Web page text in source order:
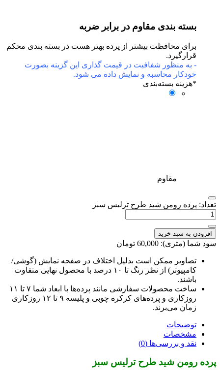
بسته بندی مقاوم در برابر ضربه
برای محافظت بیشتر از پرده بهتر هست در بسته بندی محکم
قرارگیرد.
- به منظور شفافیت در قیمت گذاری این گزینه بصورت
خودکار محاسبه و نمایش داده می شود.
هزینه بسته‌بندی
مقاوم
پرده رومن شید طرح ترلیس سبز
افزودن به سبد خرید
شما (متری): 60,000 تومان
تصاویر ممکن است بدلیل اختلاف در صفحه نمایش (گوشی/
کامپیوتر) از نظر رنگ تا ۱۰ درصد با محصول نهایی متفاوت
باشند.
ساخت محصولات سفارشی مانند پرده‌ها با ابعاد شما ۷ تا ۱۱
روزکاری و پرده‌های کرکره چوبی و پلیسه ۹ تا ۱۲ روزکاری
زمان می‌برند.
توضیحات
مشخصات
نقد و بررسی‌ها (0)
رومن شید طرح ترلیس سبز